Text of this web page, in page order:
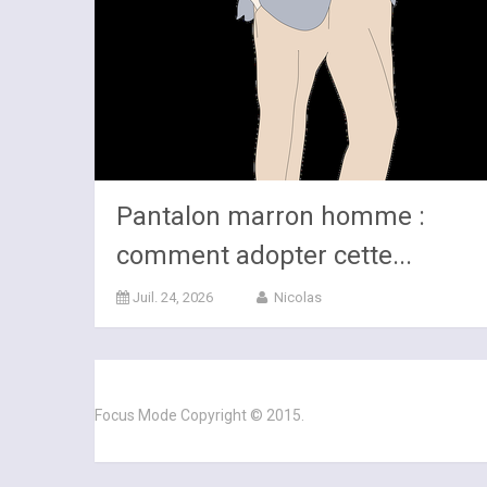
Pantalon marron homme :
comment adopter cette...
Juil. 24, 2026 Nicolas
Focus Mode Copyright © 2015.